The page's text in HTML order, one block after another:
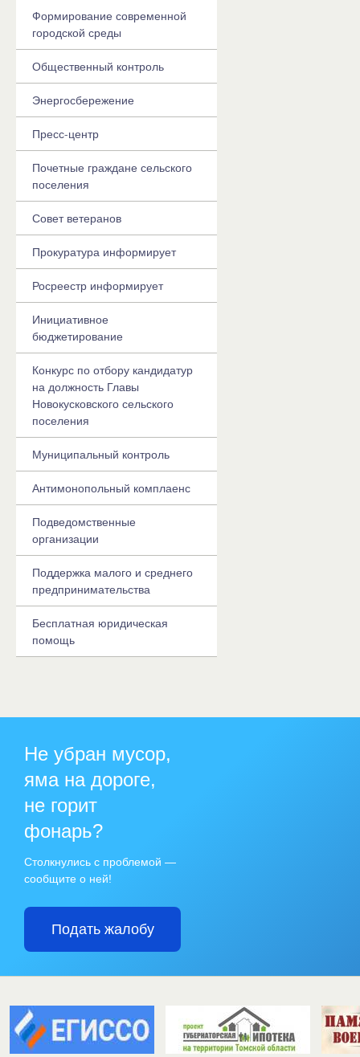
Формирование современной
городской среды
Общественный контроль
Энергосбережение
Пресс-центр
Почетные граждане сельского
поселения
Совет ветеранов
Прокуратура информирует
Росреестр информирует
Инициативное
бюджетирование
Конкурс по отбору кандидатур
на должность Главы
Новокусковского сельского
поселения
Муниципальный контроль
Антимонопольный комплаенс
Подведомственные
организации
Поддержка малого и среднего
предпринимательства
Бесплатная юридическая
помощь
Не убран мусор,
яма на дороге,
не горит
фонарь?
Столкнулись с проблемой —
сообщите о ней!
Подать жалобу